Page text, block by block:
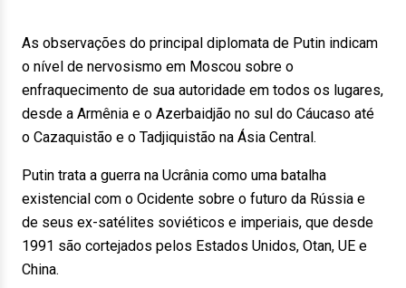
As observações do principal diplomata de Putin indicam
o nível de nervosismo em Moscou sobre o
enfraquecimento de sua autoridade em todos os lugares,
desde a Armênia e o Azerbaidjão no sul do Cáucaso até
o Cazaquistão e o Tadjiquistão na Ásia Central.
Putin trata a guerra na Ucrânia como uma batalha
existencial com o Ocidente sobre o futuro da Rússia e
de seus ex-satélites soviéticos e imperiais, que desde
1991 são cortejados pelos Estados Unidos, Otan, UE e
China.